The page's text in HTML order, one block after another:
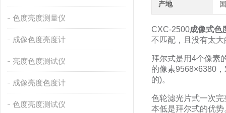
色度亮度测量仪
成像色度亮度计
亮度色度测试仪
成像亮度色度计
色度亮度测试仪
产地
CXC-2500成像式色
不匹配，且没有太
拜尔式是用4个像素
的像素9568×6380
的)。
色轮滤光片式一次
本低是拜尔式的优势